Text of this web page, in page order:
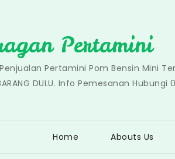
Pertamini
Pertamini Pom Bensin Mini
DULU. Info Pemesanan
Home Abouts Us